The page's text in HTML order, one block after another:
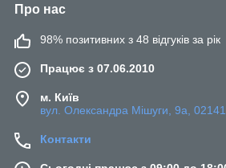
Про нас
98% позитивних з 48 відгуків за рік
Працює з 07.06.2010
м. Київ
вул. Олександра Мішуги, 9а,
Контакти